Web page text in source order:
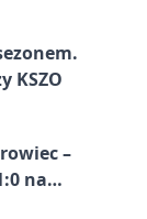
KSZO
–
na